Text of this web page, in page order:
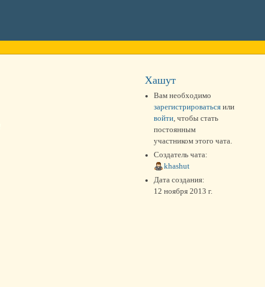
Хашут
Вам необходимо
зарегистрироваться или
войти, чтобы стать
постоянным
участником этого чата.
Создатель чата:
khashut
Дата создания:
12 ноября 2013 г.